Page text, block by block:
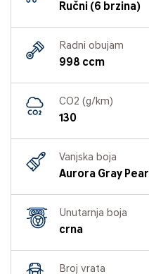
Ručni (6 brzina)
Radni obujam
998 ccm
CO2 (g/km)
130
Vanjska boja
Aurora Gray Pearl
Unutarnja boja
crna
Broj vrata